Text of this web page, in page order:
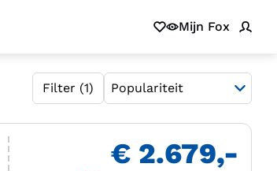
Mijn Fox
Filter (1)
€ 2.679,-